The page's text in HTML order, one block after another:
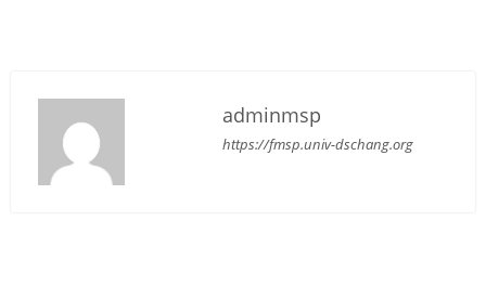
adminmsp
https://fmsp.univ-dschang.org